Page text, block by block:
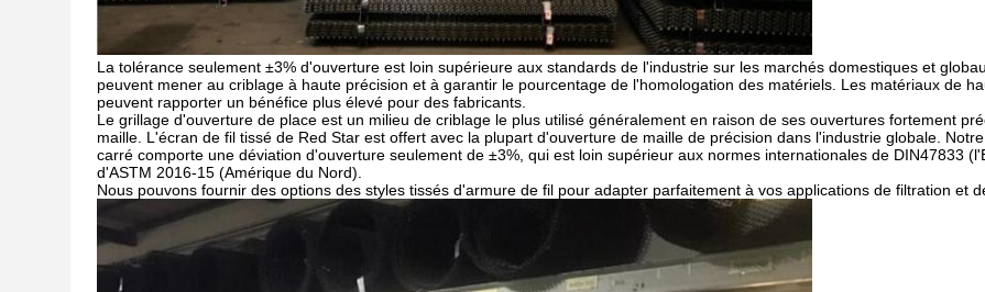
La tolérance seulement ±3% d'ouverture est loin supérieure aux standards de l'industrie sur les marchés domestiques et
peuvent mener au criblage à haute précision et à garantir le pourcentage de l'homologation des matériels. Les matériaux de
peuvent rapporter un bénéfice plus élevé pour des fabricants.
Le grillage d'ouverture de place est un milieu de criblage le plus utilisé généralement en raison de ses ouvertures fortement
maille. L'écran de fil tissé de Red Star est offert avec la plupart d'ouverture de maille de précision dans l'industrie globale.
carré comporte une déviation d'ouverture seulement de ±3%, qui est loin supérieur aux normes internationales de DIN47833
d'ASTM 2016-15 (Amérique du Nord).
Nous pouvons fournir des options des styles tissés d'armure de fil pour adapter parfaitement à vos applications de filtration et